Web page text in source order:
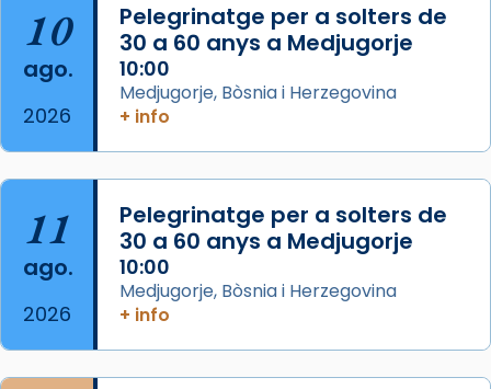
Arquebisbat de Barcelona
2 weeks ago
Memòria de les santes Juliana i
Acompanyant la història de sant Cugat, a
partir de l’Edat Mitjana sorgeix la tradició
que les santes Juliana (“relatiu a Júlia”) i
Semproniana (“relatiu a Semprònia =
eterna”) són deixebles seves. I l’any 1667, el
frare Joan Gaspar Roig, afirma en una obra
que les santes són filles de l’antiga Iluro.
Mataró en reivindicarà les relíq
10
ago.
2026
Pelegrinatge per a solters de
30 a 60 anys a Medjugorje
10:00
Medjugorje, Bòsnia i Herzegovina
+ info
11
ago.
2026
Pelegrinatge per a solters de
30 a 60 anys a Medjugorje
10:00
Medjugorje, Bòsnia i Herzegovina
+ info